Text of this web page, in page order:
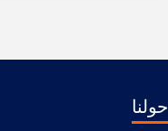
حولنا